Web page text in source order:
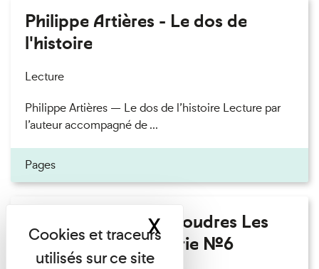
Philippe Artières - Le dos de
l'histoire
Lecture
Philippe Artières — Le dos de l’histoire Lecture par
l’auteur accompagné de ...
Pages
Fanny Taillandier - Foudres Les
Invités de l’Imprimerie n°6
XMasquer le